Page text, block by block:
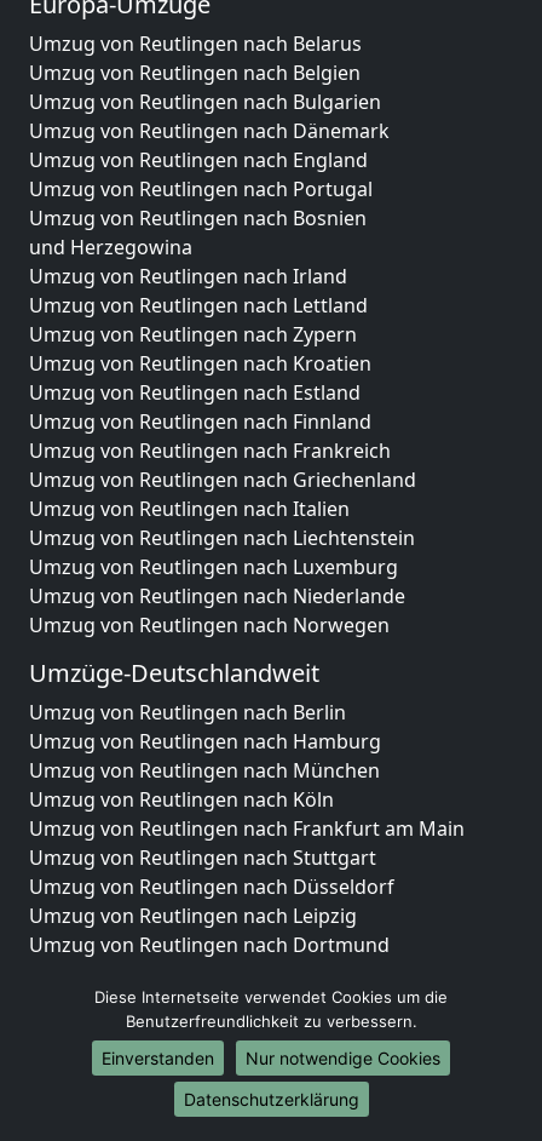
Umzug von Reutlingen nach Belarus
Umzug von Reutlingen nach Belgien
Umzug von Reutlingen nach Bulgarien
Umzug von Reutlingen nach Dänemark
Umzug von Reutlingen nach England
Umzug von Reutlingen nach Portugal
Umzug von Reutlingen nach Bosnien
und Herzegowina
Umzug von Reutlingen nach Irland
Umzug von Reutlingen nach Lettland
Umzug von Reutlingen nach Zypern
Umzug von Reutlingen nach Kroatien
Umzug von Reutlingen nach Estland
Umzug von Reutlingen nach Finnland
Umzug von Reutlingen nach Frankreich
Umzug von Reutlingen nach Griechenland
Umzug von Reutlingen nach Italien
Umzug von Reutlingen nach Liechtenstein
Umzug von Reutlingen nach Luxemburg
Umzug von Reutlingen nach Niederlande
Umzug von Reutlingen nach Norwegen
Umzüge-Deutschlandweit
Umzug von Reutlingen nach Berlin
Umzug von Reutlingen nach Hamburg
Umzug von Reutlingen nach München
Umzug von Reutlingen nach Köln
Umzug von Reutlingen nach Frankfurt am Main
Umzug von Reutlingen nach Stuttgart
Umzug von Reutlingen nach Düsseldorf
Umzug von Reutlingen nach Leipzig
Umzug von Reutlingen nach Dortmund
Umzug von Reutlingen nach Bremen
Umzug von Reutlingen nach Dresden
Umzug von Reutlingen nach Hannover
Umzug von Reutlingen nach Nürnberg
Umzug von Reutlingen nach Duisburg
Diese Internetseite verwendet Cookies um die
Benutzerfreundlichkeit zu verbessern.
Einverstanden
Nur notwendige Cookies
Datenschutzerklärung